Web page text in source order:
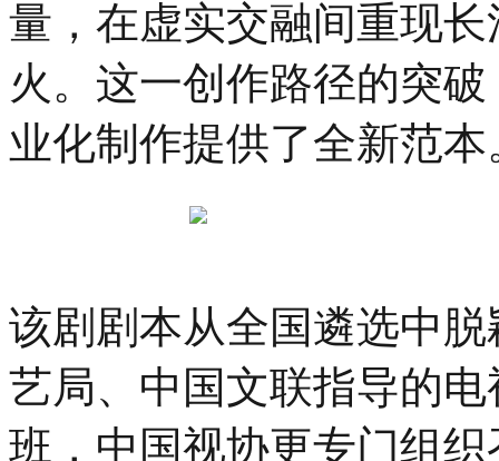
量，在虚实交融间重现
火。这一创作路径的突
业化制作提供了全新范本
该剧剧本从全国遴选中
艺局、中国文联指导的
班，中国视协更专门组